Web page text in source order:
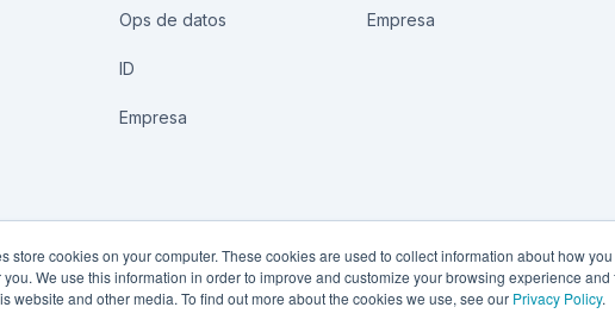
store cookies on your computer. These cookies are used to collect information about how
We use this information in order to improve and customize your browsing experience
website and other media. To find out more about the cookies we use, see our Privacy Policy.
Ops de datos
ID
Empresa
Empresa